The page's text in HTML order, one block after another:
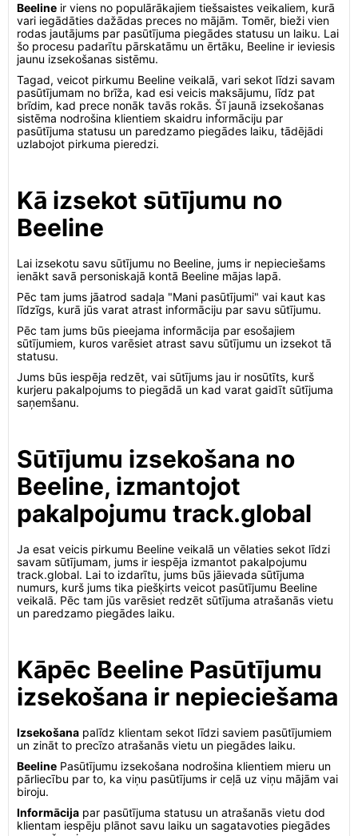
Beeline ir viens no populārākajiem tiešsaistes veikaliem, kurā
vari iegādāties dažādas preces no mājām. Tomēr, bieži vien
rodas jautājums par pasūtījuma piegādes statusu un laiku. Lai
šo procesu padarītu pārskatāmu un ērtāku, Beeline ir ieviesis
jaunu izsekošanas sistēmu.
Tagad, veicot pirkumu Beeline veikalā, vari sekot līdzi savam
pasūtījumam no brīža, kad esi veicis maksājumu, līdz pat
brīdim, kad prece nonāk tavās rokās. Šī jaunā izsekošanas
sistēma nodrošina klientiem skaidru informāciju par
pasūtījuma statusu un paredzamo piegādes laiku, tādējādi
uzlabojot pirkuma pieredzi.
Kā izsekot sūtījumu no
Beeline
Lai izsekotu savu sūtījumu no Beeline, jums ir nepieciešams
ienākt savā personiskajā kontā Beeline mājas lapā.
Pēc tam jums jāatrod sadaļa "Mani pasūtījumi" vai kaut kas
līdzīgs, kurā jūs varat atrast informāciju par savu sūtījumu.
Pēc tam jums būs pieejama informācija par esošajiem
sūtījumiem, kuros varēsiet atrast savu sūtījumu un izsekot tā
statusu.
Jums būs iespēja redzēt, vai sūtījums jau ir nosūtīts, kurš
kurjeru pakalpojums to piegādā un kad varat gaidīt sūtījuma
saņemšanu.
Sūtījumu izsekošana no
Beeline, izmantojot
pakalpojumu track.global
Ja esat veicis pirkumu Beeline veikalā un vēlaties sekot līdzi
savam sūtījumam, jums ir iespēja izmantot pakalpojumu
track.global. Lai to izdarītu, jums būs jāievada sūtījuma
numurs, kurš jums tika piešķirts veicot pasūtījumu Beeline
veikalā. Pēc tam jūs varēsiet redzēt sūtījuma atrašanās vietu
un paredzamo piegādes laiku.
Kāpēc Beeline Pasūtījumu
izsekošana ir nepieciešama
Izsekošana palīdz klientam sekot līdzi saviem pasūtījumiem
un zināt to precīzo atrašanās vietu un piegādes laiku.
Beeline Pasūtījumu izsekošana nodrošina klientiem mieru un
pārliecību par to, ka viņu pasūtījums ir ceļā uz viņu mājām vai
biroju.
Informācija par pasūtījuma statusu un atrašanās vietu dod
klientam iespēju plānot savu laiku un sagatavoties piegādes